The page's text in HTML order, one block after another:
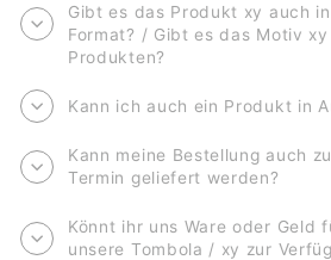
Gibt es das Produkt xy auch
Format? / Gibt es das Motiv
Produkten?
Kann ich auch ein Produkt in
Kann meine Bestellung auch
Termin geliefert werden?
Könnt ihr uns Ware oder Geld
unsere Tombola / xy zur